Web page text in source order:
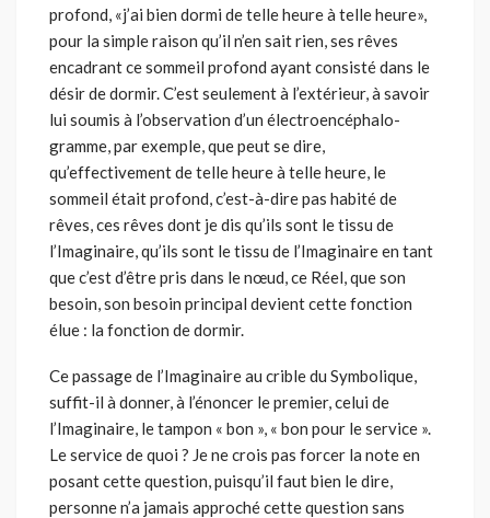
profond, «j’ai bien dormi de telle heure à telle heure»,
pour la simple raison qu’il n’en sait rien, ses rêves
encadrant ce sommeil profond ayant consisté dans le
désir de dormir. C’est seulement à l’extérieur, à savoir
lui soumis à l’observation d’un électroencéphalo­
gramme, par exemple, que peut se dire,
qu’effectivement de telle heure à telle heure, le
sommeil était profond, c’est-à-dire pas habité de
rêves, ces rêves dont je dis qu’ils sont le tissu de
l’Imaginaire, qu’ils sont le tissu de l’Imaginaire en tant
que c’est d’être pris dans le nœud, ce Réel, que son
besoin, son besoin principal devient cette fonction
élue : la fonction de dormir.
Ce passage de l’Imaginaire au crible du Symbolique,
suffit-il à donner, à l’énoncer le premier, celui de
l’Imaginaire, le tampon « bon », « bon pour le service ».
Le service de quoi ? Je ne crois pas forcer la note en
posant cette question, puisqu’il faut bien le dire,
personne n’a jamais approché cette question sans